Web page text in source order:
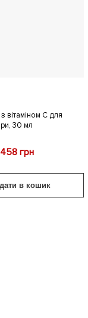
вітаміном С для
30 мл
458 грн
в кошик